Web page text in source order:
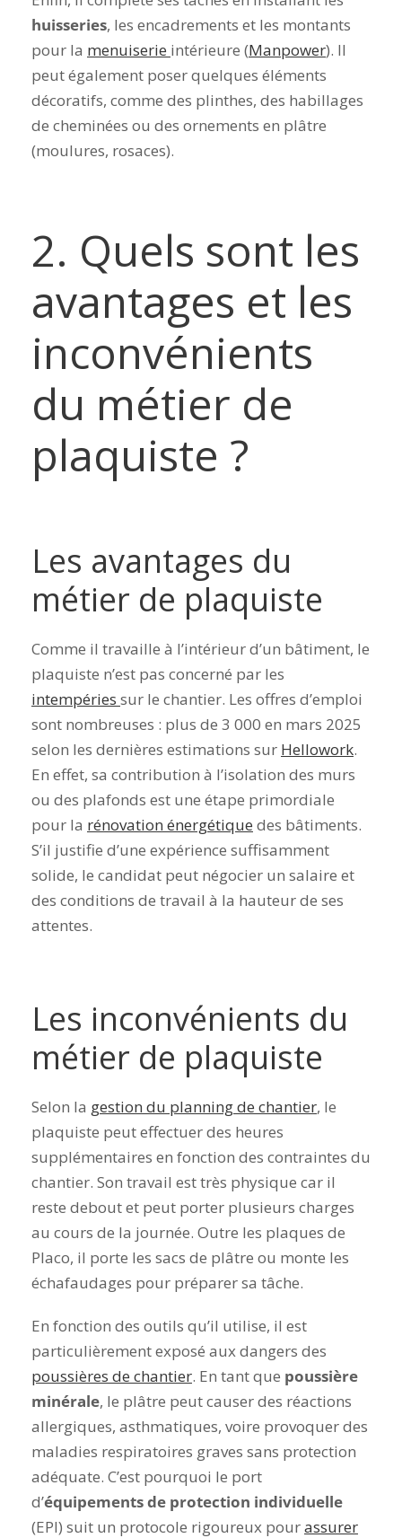
huisseries, les encadrements et les montants
pour la menuiserie intérieure (Manpower). Il
peut également poser quelques éléments
décoratifs, comme des plinthes, des habillages
de cheminées ou des ornements en plâtre
(moulures, rosaces).
2. Quels sont les
avantages et les
inconvénients
du métier de
plaquiste ?
Les avantages du
métier de plaquiste
Comme il travaille à l’intérieur d’un bâtiment, le
plaquiste n’est pas concerné par les
intempéries sur le chantier. Les offres d’emploi
sont nombreuses : plus de 3 000 en mars 2025
selon les dernières estimations sur Hellowork.
En effet, sa contribution à l’isolation des murs
ou des plafonds est une étape primordiale
pour la rénovation énergétique des bâtiments.
S’il justifie d’une expérience suffisamment
solide, le candidat peut négocier un salaire et
des conditions de travail à la hauteur de ses
attentes.
Les inconvénients du
métier de plaquiste
Selon la gestion du planning de chantier, le
plaquiste peut effectuer des heures
supplémentaires en fonction des contraintes du
chantier. Son travail est très physique car il
reste debout et peut porter plusieurs charges
au cours de la journée. Outre les plaques de
Placo, il porte les sacs de plâtre ou monte les
échafaudages pour préparer sa tâche.
En fonction des outils qu’il utilise, il est
particulièrement exposé aux dangers des
poussières de chantier. En tant que poussière
minérale, le plâtre peut causer des réactions
allergiques, asthmatiques, voire provoquerdes
maladies respiratoires graves sans protection
adéquate. C’est pourquoi le port
d’équipements de protection individuelle
(EPI) suit un protocole rigoureux pourassurer